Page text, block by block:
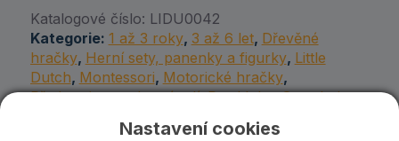
Katalogové číslo: LIDU0042
Kategorie: 1 až 3 roky, 3 až 6 let, Dřevěné
hračky, Herní sety, panenky a figurky, Little
Dutch, Montessori, Motorické hračky,
Představivost a hraní rolí,Pro kluky,Stavebnice
Nastavení cookies